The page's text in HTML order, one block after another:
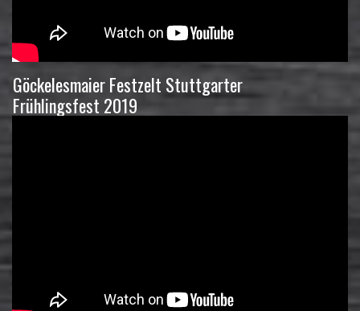
Göckelesmaier Festzelt Stuttgarter
Frühlingsfest 2019